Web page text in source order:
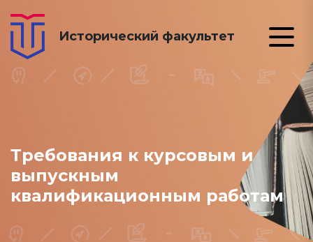
Исторический факультет
Требования к курсовым и
выпускным
квалификационным работам